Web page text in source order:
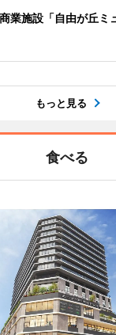
業施設「自由が丘ミ
もっと見る
食べる